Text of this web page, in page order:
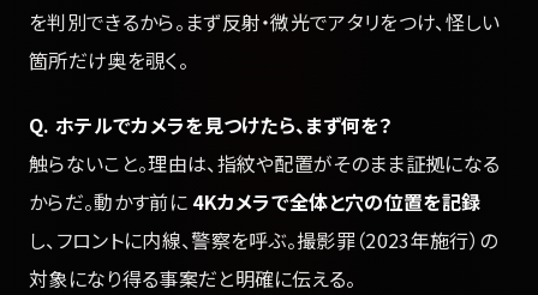
を判別できるから。まず反射・微光でアタリをつけ、怪しい
箇所だけ奥を覗く。
Q. ホテルでカメラを見つけたら、まず何を？
触らないこと。理由は、指紋や配置がそのまま証拠になる
からだ。動かす前に 4Kカメラで全体と穴の位置を記録
し、フロントに内線、警察を呼ぶ。撮影罪（2023年施行）の
対象になり得る事案だと明確に伝える。